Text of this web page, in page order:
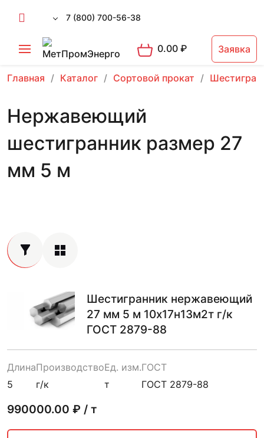
7 (800) 700-56-38
0.00₽ Заявка
Главная Каталог Сортовой прокат
Нержавеющий
шестигранник размер 27
мм 5 м
Шестигранник нержавеющий
27 мм 5 м 10х17н13м2т г/к
ГОСТ 2879-88
Длина
5
Производство
г/к
Ед. изм.
т
ГОСТ
ГОСТ 2879-88
990000.00 ₽ / т